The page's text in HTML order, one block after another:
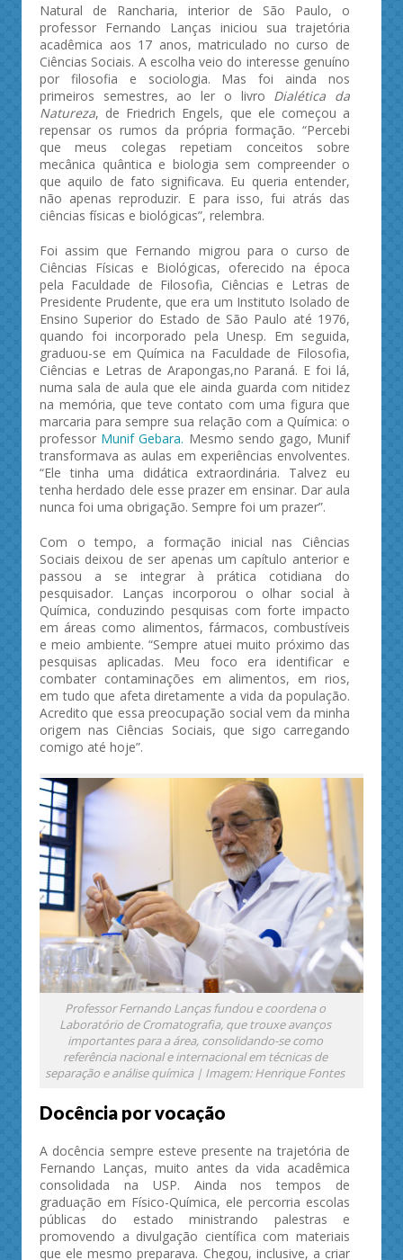
Natural de Rancharia, interior de São Paulo, o
professor Fernando Lanças iniciou sua trajetória
acadêmica aos 17 anos, matriculado no curso de
Ciências Sociais. A escolha veio do interesse genuíno
por filosofia e sociologia. Mas foi ainda nos
primeiros semestres, ao ler o livro Dialética da
Natureza, de Friedrich Engels, que ele começou a
repensar os rumos da própria formação. “Percebi
que meus colegas repetiam conceitos sobre
mecânica quântica e biologia sem compreender o
que aquilo de fato significava. Eu queria entender,
não apenas reproduzir. E para isso, fui atrás das
ciências físicas e biológicas”, relembra.
Foi assim que Fernando migrou para o curso de
Ciências Físicas e Biológicas, oferecido na época
pela Faculdade de Filosofia, Ciências e Letras de
Presidente Prudente, que era um Instituto Isolado de
Ensino Superior do Estado de São Paulo até 1976,
quando foi incorporado pela Unesp. Em seguida,
graduou-se em Química na Faculdade de Filosofia,
Ciências e Letras de Arapongas,no Paraná. E foi lá,
numa sala de aula que ele ainda guarda com nitidez
na memória, que teve contato com uma figura que
marcaria para sempre sua relação com a Química: o
professor Munif Gebara. Mesmo sendo gago, Munif
transformava as aulas em experiências envolventes.
“Ele tinha uma didática extraordinária. Talvez eu
tenha herdado dele esse prazer em ensinar. Dar aula
nunca foi uma obrigação. Sempre foi um prazer”.
Com o tempo, a formação inicial nas Ciências
Sociais deixou de ser apenas um capítulo anterior e
passou a se integrar à prática cotidiana do
pesquisador. Lanças incorporou o olhar social à
Química, conduzindo pesquisas com forte impacto
em áreas como alimentos, fármacos, combustíveis
e meio ambiente. “Sempre atuei muito próximo das
pesquisas aplicadas. Meu foco era identificar e
combater contaminações em alimentos, em rios,
em tudo que afeta diretamente a vida da população.
Acredito que essa preocupação social vem da minha
origem nas Ciências Sociais, que sigo carregando
comigo até hoje”.
Professor Fernando Lanças fundou e coordena o
Laboratório de Cromatografia, que trouxe avanços
importantes para a área, consolidando-se como
referência nacional e internacional em técnicas de
separação e análise química | Imagem: Henrique Fontes
Docência por vocação
A docência sempre esteve presente na trajetória de
Fernando Lanças, muito antes da vida acadêmica
consolidada na USP. Ainda nos tempos de
graduação em Físico-Química, ele percorria escolas
públicas do estado ministrando palestras e
promovendo a divulgação científica com materiais
que ele mesmo preparava. Chegou, inclusive, a criar